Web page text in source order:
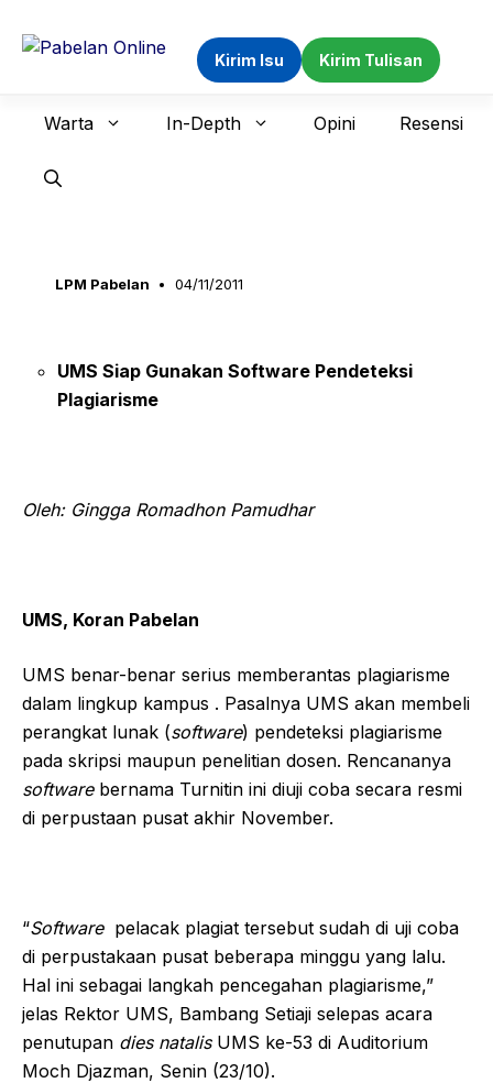
Kirim Isu Kirim Tulisan
Warta In-Depth Opini Resensi
LPM Pabelan 04/11/2011
UMS Siap Gunakan Software Pendeteksi
Plagiarisme
Oleh: Gingga Romadhon Pamudhar
UMS, Koran Pabelan
UMS benar-benar serius memberantas plagiarisme
dalam lingkup kampus . Pasalnya UMS akan membeli
perangkat lunak (software) pendeteksi plagiarisme
pada skripsi maupun penelitian dosen. Rencananya
softwarebernama Turnitin ini diuji coba secara resmi
di perpustaan pusat akhir November.
“Softwarepelacak plagiat tersebut sudah di uji coba
di perpustakaan pusat beberapa minggu yang lalu.
Hal ini sebagai langkah pencegahan plagiarisme,”
jelas Rektor UMS, Bambang Setiaji selepas acara
penutupan dies natalisUMS ke-53 di Auditorium
Moch Djazman, Senin (23/10).